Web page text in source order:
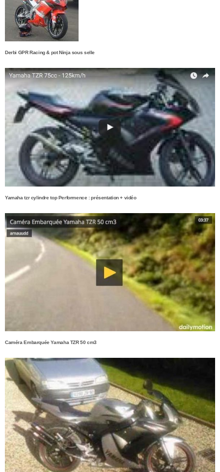
Derbi GPR Racing & pot Ninja sous selle
Yamaha tzr cylindre top Performence : présentation + vidéo
Caméra Embarquée Yamaha TZR 50 cm3